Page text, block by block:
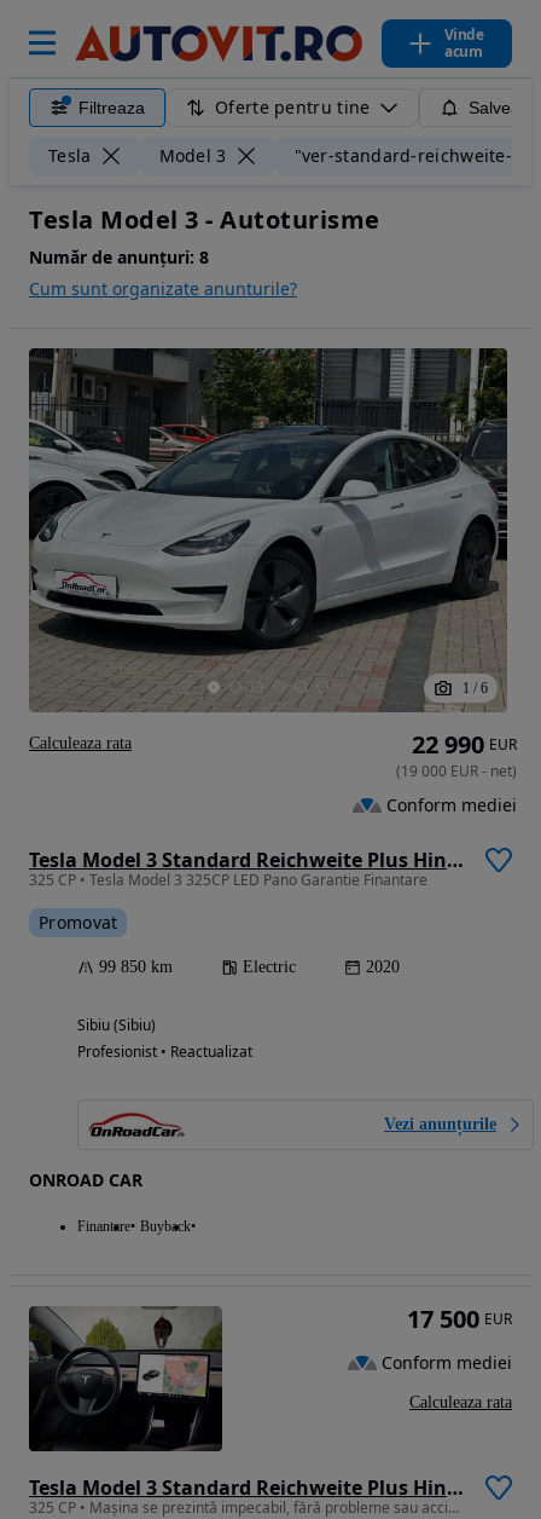
Vinde
acum
Filtreaza Oferte pentru tine
Tesla Model 3 "ver-standard-reichweite-
Tesla Model 3 - Autoturisme
Număr de anunțuri: 8
Cum sunt organizate anunturile?
1 / 6
Tesla Model 3 Standard Reichweite Plus Hinterradantrieb
325 CP • Tesla Model 3 325CP LED Pano Garantie Finantare
Promovat
99 850 km Electric 2020
Sibiu (Sibiu)
Profesionist • Reactualizat
Vezi anunțurile
ONROAD CAR
Finantare Buyback
22 990 EUR
(19 000 EUR- net)
Conform mediei
Calculeaza rata
Tesla Model 3 Standard Reichweite Plus Hinterradantrieb
325 CP • Mașina se prezintă impecabil, fără probleme sau accidente
17 500 EUR
Conform mediei
Calculeaza rata